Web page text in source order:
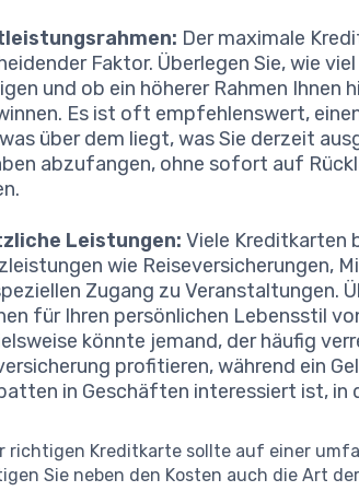
Der maximale
Faktor. Überlegen Sie, wie
und ob ein höherer Rahmen Ihnen
Es ist oft empfehlenswert,
über dem liegt, was Sie derzeit
abzufangen, ohne sofort auf
Leistungen: Viele Kreditkarten
wie Reiseversicherungen,
Zugang zu Veranstaltungen.
für Ihren persönlichen Lebensstil
könnte jemand, der häufig
profitieren, während ein
in Geschäften interessiert ist,
richtigen Kreditkarte sollte auf einer
Sie neben den Kosten auch die Art